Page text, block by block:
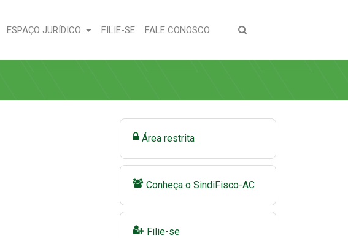
ESPAÇO JURÍDICO FILIE-SE(CURRENT)
FALE CONOSCO (CURRENT)
Área restrita
Conheça o SindiFisco-AC
Filie-se